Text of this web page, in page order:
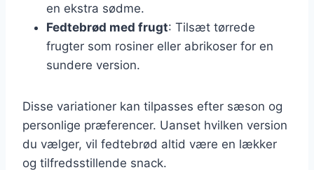
en ekstra sødme.
Fedtebrød med frugt: Tilsæt tørrede
frugter som rosiner eller abrikoser for en
sundere version.
Disse variationer kan tilpasses efter sæson og
personlige præferencer. Uanset hvilken version
du vælger, vil fedtebrød altid være en lækker
og tilfredsstillende snack.